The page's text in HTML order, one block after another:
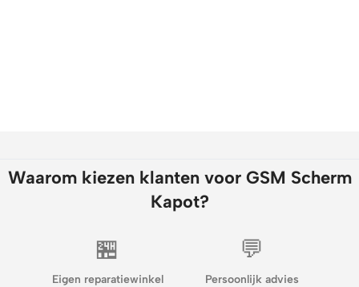
Waarom kiezen klanten voor GSM Scherm
Kapot?
🏪
Eigen reparatiewinkel
💬
Persoonlijk advies